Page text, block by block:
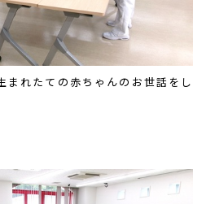
まれたての赤ちゃんのお世話をし